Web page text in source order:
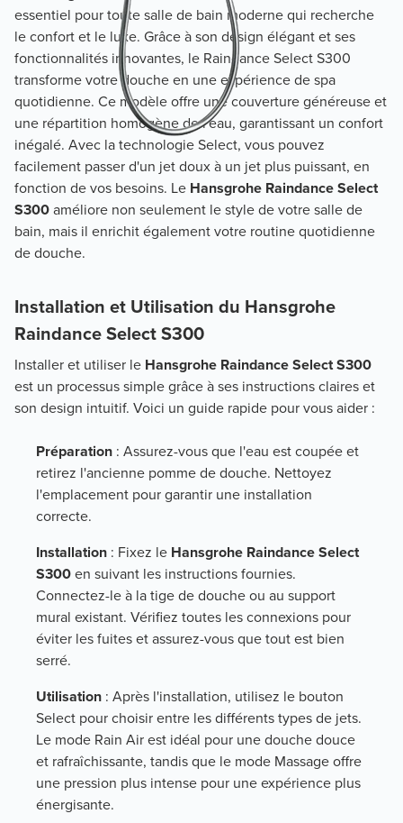
essentiel pour toute salle de bain moderne qui recherche
le confort et le luxe. Grâce à son design élégant et ses
fonctionnalités innovantes, le Raindance Select S300
transforme votre douche en une expérience de spa
quotidienne. Ce modèle offre une couverture généreuse et
une répartition homogène de l'eau, garantissant un confort
inégalé. Avec la technologie Select, vous pouvez
facilement passer d'un jet doux à un jet plus puissant, en
fonction de vos besoins. Le Hansgrohe Raindance Select
S300améliore non seulement le style de votre salle de
bain, mais il enrichit également votre routine quotidienne
de douche.
Installation et Utilisation du Hansgrohe
Raindance Select S300
Installer et utiliser le Hansgrohe Raindance Select S300
est un processus simple grâce à ses instructions claires et
son design intuitif. Voici un guide rapide pour vous aider :
Préparation : Assurez-vous que l'eau est coupée et
retirez l'ancienne pomme de douche. Nettoyez
l'emplacement pour garantir une installation
correcte.
Installation : Fixez le Hansgrohe Raindance Select
S300en suivant les instructions fournies.
Connectez-le à la tige de douche ou au support
mural existant. Vérifiez toutes les connexions pour
éviter les fuites et assurez-vous que tout est bien
serré.
Utilisation : Après l'installation, utilisez le bouton
Select pour choisir entre les différents types de jets.
Le mode Rain Air est idéal pour une douche douce
et rafraîchissante, tandis que le mode Massage offre
une pression plus intense pour une expérience plus
énergisante.